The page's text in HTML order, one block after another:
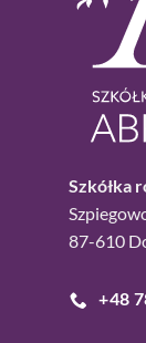
Szkółka
87-610
+48